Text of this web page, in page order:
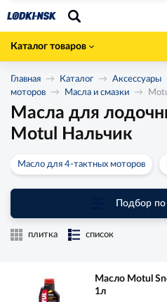
Каталог товаров
Главная Каталог Аксессуары
моторов
Масла и смазки
Масла для
Motul Нальчик
Масло для 4-тактных моторов
Подбор
плитка список
Масло Motul
1л